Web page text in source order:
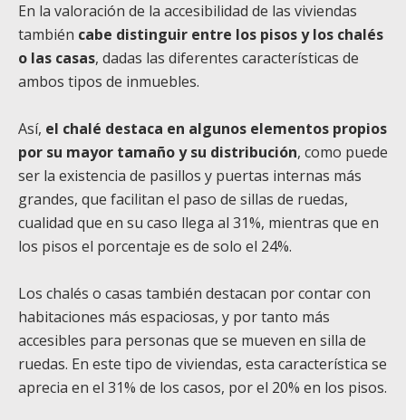
En la valoración de la accesibilidad de las viviendas
también cabe distinguir entre los pisos y los chalés
o las casas, dadas las diferentes características de
ambos tipos de inmuebles.
Así, el chalé destaca en algunos elementos propios
por su mayor tamaño y su distribución, como puede
ser la existencia de pasillos y puertas internas más
grandes, que facilitan el paso de sillas de ruedas,
cualidad que en su caso llega al 31%, mientras que en
los pisos el porcentaje es de solo el 24%.
Los chalés o casas también destacan por contar con
habitaciones más espaciosas, y por tanto más
accesibles para personas que se mueven en silla de
ruedas. En este tipo de viviendas, esta característica se
aprecia en el 31% de los casos, por el 20% en los pisos.